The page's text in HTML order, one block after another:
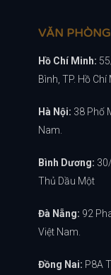
VĂN PHÒNG
Hồ Chí Minh:
Bình, TP. Hồ Chí
Hà Nội: 38 Phố
Nam.
Bình Dương:
Thủ Dầu Một
Đà Nẵng: 92
Việt Nam.
Đồng Nai: P8A